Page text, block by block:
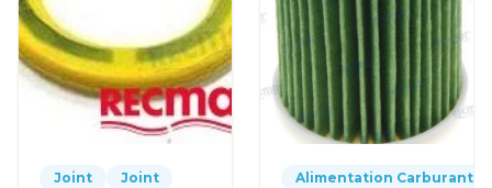
Joint Joint
Alimentation Carburant